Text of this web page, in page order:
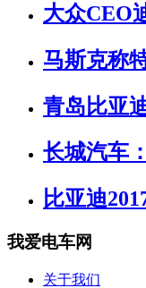
大众CEO
马斯克称
青岛比亚
长城汽车
比亚迪
我爱电车网
关于我们